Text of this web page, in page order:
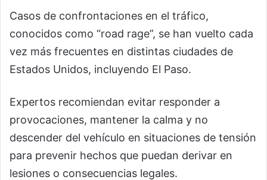
Casos de confrontaciones en el tráfico,
conocidos como “road rage”, se han vuelto cada
vez más frecuentes en distintas ciudades de
Estados Unidos, incluyendo El Paso.
Expertos recomiendan evitar responder a
provocaciones, mantener la calma y no
descender del vehículo en situaciones de tensión
para prevenir hechos que puedan derivar en
lesiones o consecuencias legales.